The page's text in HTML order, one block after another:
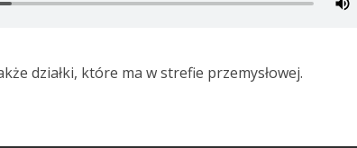
działki, które ma w strefie przemysłowej.